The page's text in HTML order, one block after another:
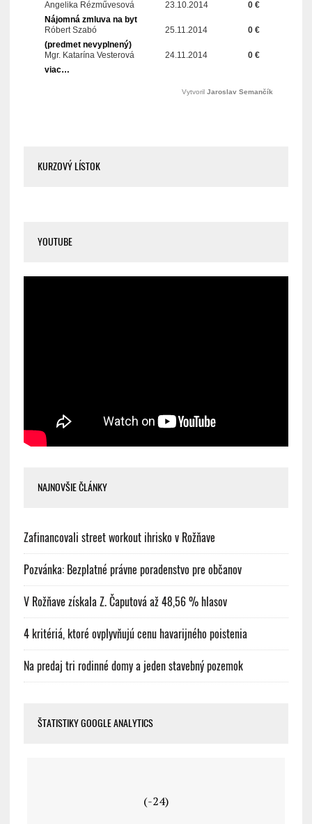
KURZOVÝ LÍSTOK
YOUTUBE
NAJNOVŠIE ČLÁNKY
Zafinancovali street workout ihrisko v Rožňave
Pozvánka: Bezplatné právne poradenstvo pre občanov
V Rožňave získala Z. Čaputová až 48,56 % hlasov
4 kritériá, ktoré ovplyvňujú cenu havarijného poistenia
Na predaj tri rodinné domy a jeden stavebný pozemok
ŠTATISTIKY GOOGLE ANALYTICS
(-24)